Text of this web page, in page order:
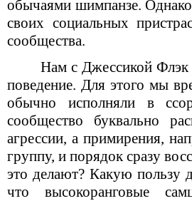
обычаями шимпанзе. Однако
своих социальных
сообщества.
Нам с Джессикой Флэк
поведение. Для этого мы
обычно исполняли в
сообщество буквально
агрессии, а примирения,
группу, и порядок сразу
это делают? Какую пользу
что высокоранговые